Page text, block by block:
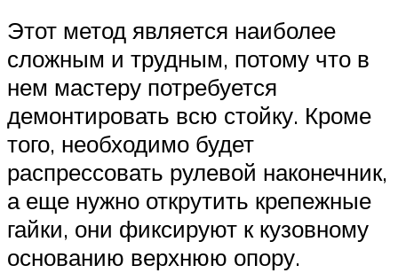
Этот метод является наиболее
сложным и трудным, потому что в
нем мастеру потребуется
демонтировать всю стойку. Кроме
того, необходимо будет
распрессовать рулевой наконечник,
а еще нужно открутить крепежные
гайки, они фиксируют к кузовному
основанию верхнюю опору.